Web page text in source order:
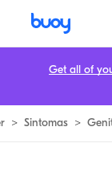
> Sintomas >
Get all of